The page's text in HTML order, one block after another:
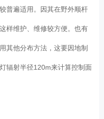
普遍适用。因其在野外顺杆
样维护、维修较方便。也有
其他分布方法，这要因地制
辐射半径120m来计算控制面